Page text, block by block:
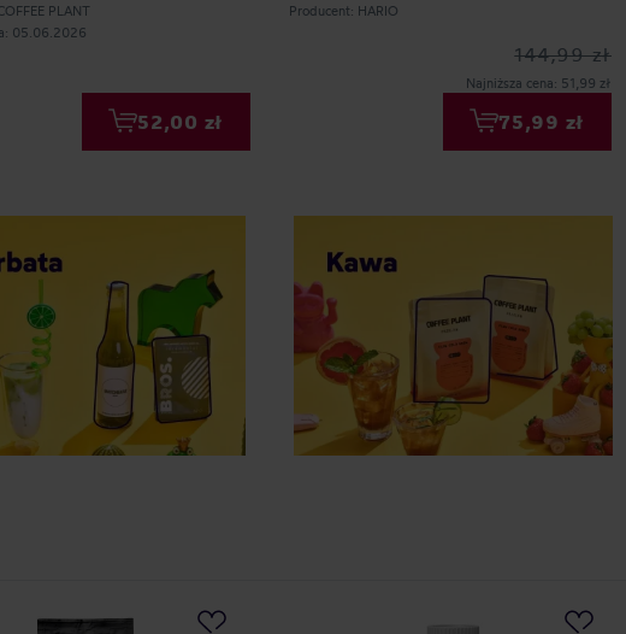
PLANT
05.06.2026
52,00 zł
Producent: HARIO
144,99 zł
Najniższa cena: 51,99 zł
75,99 zł